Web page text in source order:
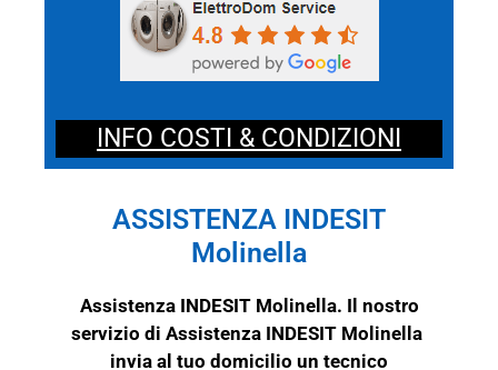
INFO COSTI & CONDIZIONI
ASSISTENZA INDESIT
Molinella
Assistenza INDESIT Molinella. Il nostro
servizio di Assistenza INDESIT Molinella
invia al tuo domicilio un tecnico